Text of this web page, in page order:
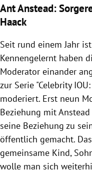
Untermenü
Ant Anstead:
Haack
Seit rund einem Jahr
Kennengelernt haben
Moderator einander
zur Serie "Celebrity
moderiert. Erst neun
Beziehung mit
seine Beziehung zu
öffentlich gemacht.
gemeinsame Kind,
wolle man sich